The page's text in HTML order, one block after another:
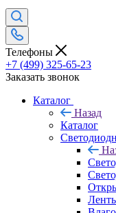
Телефоны
+7 (499) 325-65-23
Заказать звонок
Каталог
Назад
Каталог